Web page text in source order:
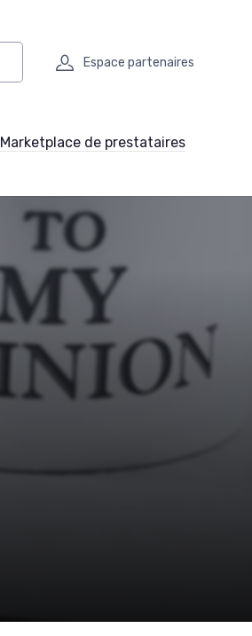
Espace partenaires
Marketplace de prestataires